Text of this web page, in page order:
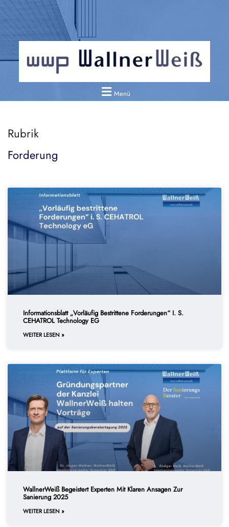
Menü
Rubrik
Forderung
Informationsblatt „Vorläufig Bestrittene Forderungen“ I. S.
CEHATROL Technology EG
WEITER LESEN »
WallnerWeiß Begeistert Experten Mit Klaren Ansagen Zur
Sanierung 2025
WEITER LESEN »